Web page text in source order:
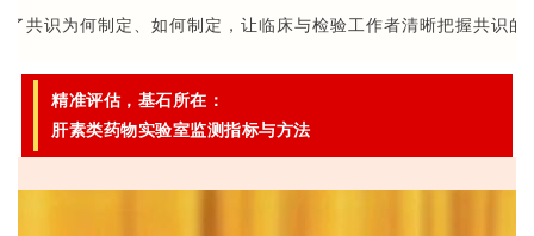
共识为何制定、如何制定，让临床与检验工作者清晰把握共识
精准评估，基石所在：
肝素类药物实验室监测指标与方法